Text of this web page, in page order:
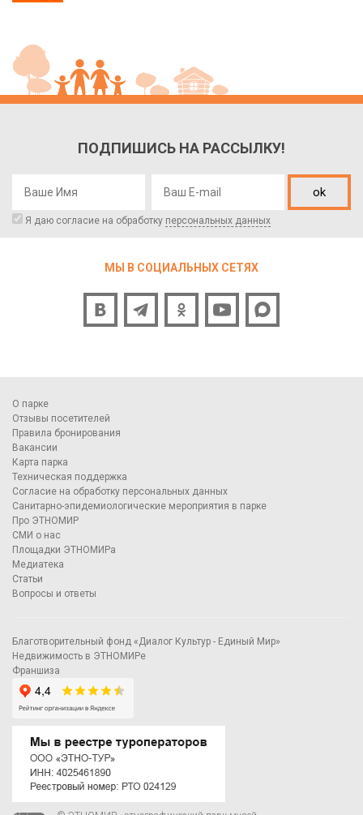
ПОДПИШИСЬ НА РАССЫЛКУ!
ok
Я даю согласие на обработку персональных данных
МЫ В СОЦИАЛЬНЫХ СЕТЯХ
О парке
Отзывы посетителей
Правила бронирования
Вакансии
Карта парка
Техническая поддержка
Согласие на обработку персональных данных
Санитарно-эпидемиологические мероприятия в парке
Про ЭТНОМИР
СМИ о нас
Площадки ЭТНОМИРа
Медиатека
Статьи
Вопросы и ответы
Благотворительный фонд «Диалог Культур - Единый Мир»
Недвижимость в ЭТНОМИРе
Франшиза